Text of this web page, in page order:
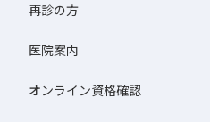
再診の方
医院案内
オンライン資格確認